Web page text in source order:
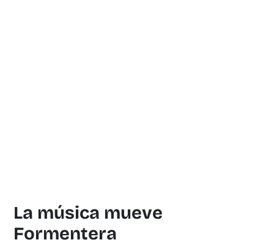
La música mueve
Formentera